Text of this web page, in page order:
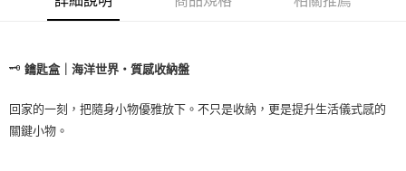
１．於結帳方式選擇「AFTEE先享後付」後，將跳轉至「AFTEE先享後付」
結帳頁面，進行簡訊認證並確認金額後，即可完成結帳。
ATM／網路銀行／等多元方式進行付款，方視為交易完成。
購買商品的店家。未經商家同意取消之訂單仍視為有效，需透過AFTEE先享
後付繳納相關費用。
※ 交易是否成功請以「AFTEE先享後付 」之結帳頁面顯示為準，若有關於
每筆NT$60，滿NT$1,000(含以上)免運費
每筆NT$60，滿NT$1,000(含以上)免運費
7-11取貨付款
每筆NT$60，滿NT$1,000(含以上)免運費
🗝️ 鑰匙盒｜海洋世界・質感收納盤
回家的一刻，把隨身小物優雅放下。不只是收納，更是提升生活儀式感的
關鍵小物。